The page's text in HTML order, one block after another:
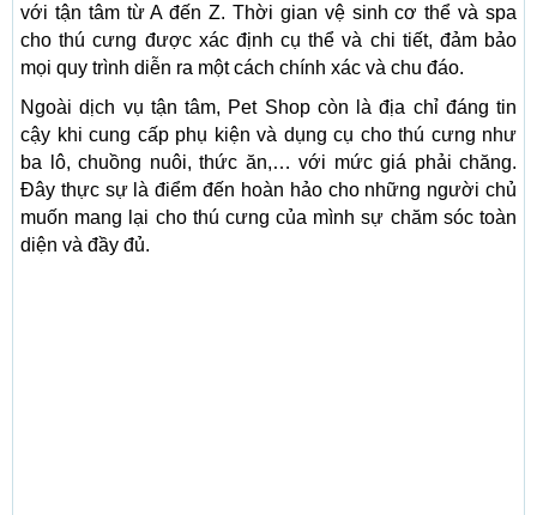
với tận tâm từ A đến Z. Thời gian vệ sinh cơ thể và spa
cho thú cưng được xác định cụ thể và chi tiết, đảm bảo
mọi quy trình diễn ra một cách chính xác và chu đáo.
Ngoài dịch vụ tận tâm, Pet Shop còn là địa chỉ đáng tin
cậy khi cung cấp phụ kiện và dụng cụ cho thú cưng như
ba lô, chuồng nuôi, thức ăn,… với mức giá phải chăng.
Đây thực sự là điểm đến hoàn hảo cho những người chủ
muốn mang lại cho thú cưng của mình sự chăm sóc toàn
diện và đầy đủ.